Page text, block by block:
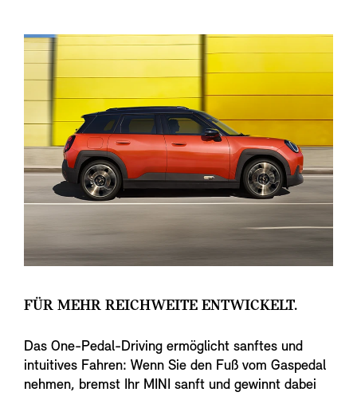
FÜR MEHR REICHWEITE ENTWICKELT.
Das One-Pedal-Driving ermöglicht sanftes und
intuitives Fahren: Wenn Sie den Fuß vom Gaspedal
nehmen, bremst Ihr MINI sanft und gewinnt dabei